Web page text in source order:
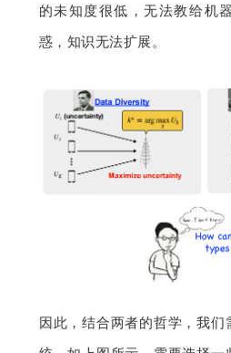
的未知度很低，无法教给机
惑，知识无法扩展。
因此，结合两者的哲学，我